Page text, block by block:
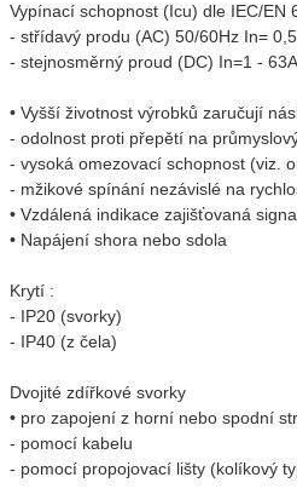
Vypínací schopnost (Icu) dle IEC/EN
- střídavý produ (AC) 50/60Hz In=
- stejnosměrný proud (DC) In=1 -
• Vyšší životnost výrobků zaručují
- odolnost proti přepětí na
- vysoká omezovací schopnost (viz.
- mžikové spínání nezávislé na
• Vzdálená indikace zajišťovaná
• Napájení shora nebo sdola
Krytí :
- IP20 (svorky)
- IP40 (z čela)
Dvojité zdířkové svorky
• pro zapojení z horní nebo spodní
- pomocí kabelu
- pomocí propojovací lišty (kolíkový